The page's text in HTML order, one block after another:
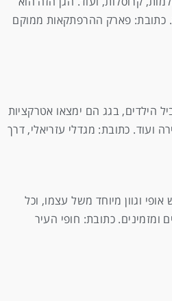
כתובת: פארק ההרפתקאות ממוקם
הילדים, בגג הם ימצאו אטרקציות
פיראטים, טירה ועוד. כתובת: מגדלי עזריאלי, דרך
וגוון מיוחד משל עצמו, וכל
כתובת: חופי העיר